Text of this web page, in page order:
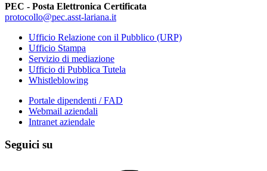
PEC - Posta Elettronica Certificata
protocollo@pec.asst-lariana.it
Ufficio Relazione con il Pubblico (URP)
Ufficio Stampa
Servizio di mediazione
Ufficio di Pubblica Tutela
Whistleblowing
Portale dipendenti / FAD
Webmail aziendali
Intranet aziendale
Seguici su